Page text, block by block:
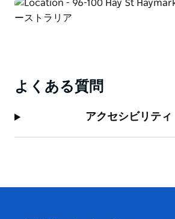
よくある質問
アクセシビリティ